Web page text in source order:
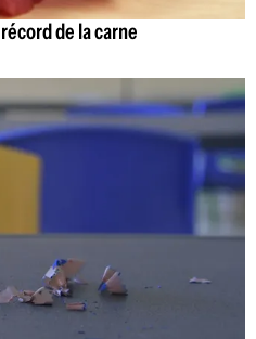
de la carne